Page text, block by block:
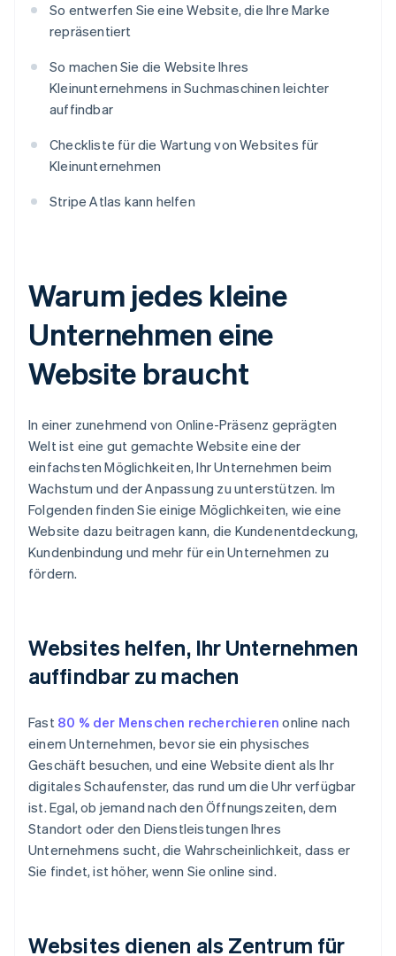
So entwerfen Sie eine Website, die Ihre Marke
repräsentiert
So machen Sie die Website Ihres
Kleinunternehmens in Suchmaschinen leichter
auffindbar
Checkliste für die Wartung von Websites für
Kleinunternehmen
Stripe Atlas kann helfen
Warum jedes kleine
Unternehmen eine
Website braucht
In einer zunehmend von Online-Präsenz geprägten
Welt ist eine gut gemachte Website eine der
einfachsten Möglichkeiten, Ihr Unternehmen beim
Wachstum und der Anpassung zu unterstützen. Im
Folgenden finden Sie einige Möglichkeiten, wie eine
Website dazu beitragen kann, die Kundenentdeckung,
Kundenbindung und mehr für ein Unternehmen zu
fördern.
Websites helfen, Ihr Unternehmen
auffindbar zu machen
Fast 80 % der Menschen recherchieren online nach
einem Unternehmen, bevor sie ein physisches
Geschäft besuchen, und eine Website dient als Ihr
digitales Schaufenster, das rund um die Uhr verfügbar
ist. Egal, ob jemand nach den Öffnungszeiten, dem
Standort oder den Dienstleistungen Ihres
Unternehmens sucht, die Wahrscheinlichkeit, dass er
Sie findet, ist höher, wenn Sie online sind.
Websites dienen als Zentrum für